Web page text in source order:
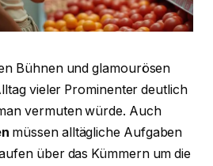
Bühnen und glamourösen
vieler Prominenter deutlich
vermuten würde. Auch
müssen alltägliche Aufgaben
über das Kümmern um die